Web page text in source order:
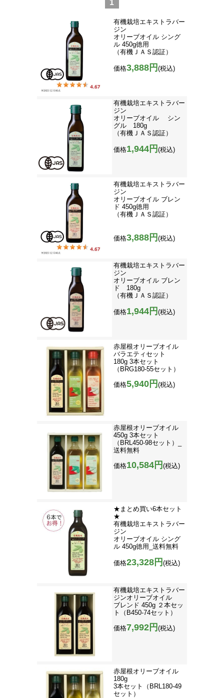
1
有機栽培エキストラバー
ジン
オリーブオイル シング
ル 450g徳用
（有機ＪＡＳ認証）
価格3,888円 (税込)
有機栽培エキストラバー
ジン
オリーブオイル シン
グル 180g
（有機ＪＡＳ認証）
価格1,944円 (税込)
有機栽培エキストラバー
ジン
オリーブオイル ブレン
ド 450g徳用
（有機ＪＡＳ認証）
価格3,888円 (税込)
有機栽培エキストラバー
ジン
オリーブオイル ブレン
ド 180g
（有機ＪＡＳ認証）
価格1,944円 (税込)
赤屋根オリーブオイル
バラエティセット
180g 3本セット
（BRG180-55セット）
価格5,940円 (税込)
赤屋根オリーブオイル
450g 3本セット
（BRL450-98セット）_
送料無料
価格10,584円 (税込)
★まとめ買い6本セット
★
有機栽培エキストラバー
ジン
オリーブオイル シング
ル 450g徳用_送料無料
価格23,328円 (税込)
有機栽培エキストラバー
ジンオリーブオイル
ブレンド 450g ２本セッ
ト（B450-74セット）
価格7,992円 (税込)
赤屋根オリーブオイル
180g
3本セット（BRL180-49
セット）